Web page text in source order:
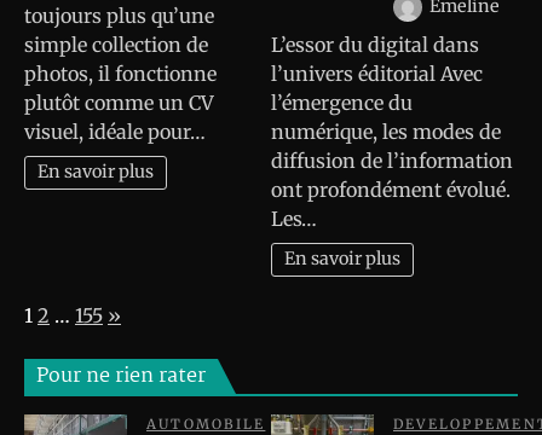
toujours plus qu’une
simple collection de
photos, il fonctionne
plutôt comme un CV
visuel, idéale pour…
En savoir plus
Emeline
L’essor du digital dans
l’univers éditorial Avec
l’émergence du
numérique, les modes de
diffusion de l’information
ont profondément évolué.
Les…
En savoir plus
Page:
1 2 … 155 Next
»
Pour ne rien rater
AUTOMOBILE